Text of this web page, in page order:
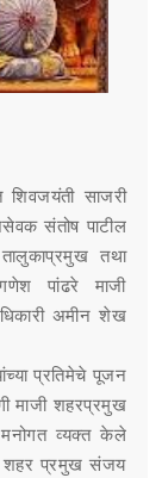
शिवजयंती साजरी
संतोष पाटील
तथा
पांढरे माजी
अमीन शेख
प्रतिमेचे पूजन
माजी शहरप्रमुख
मनोगत व्यक्त केले
शहर प्रमुख संजय